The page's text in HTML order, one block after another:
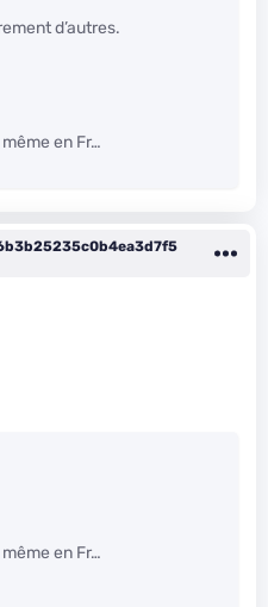
d’autres.
en Fr…
en Fr…